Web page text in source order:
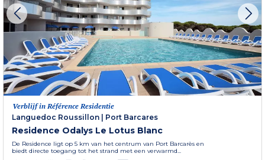
Verblijf in Référence Residentie
Languedoc Roussillon
Port Barcares
Residence Odalys Le Lotus Blanc
De Residence ligt op 5 km van het centrum van Port Barcarès en
biedt directe toegang tot het strand met een verwarmd...